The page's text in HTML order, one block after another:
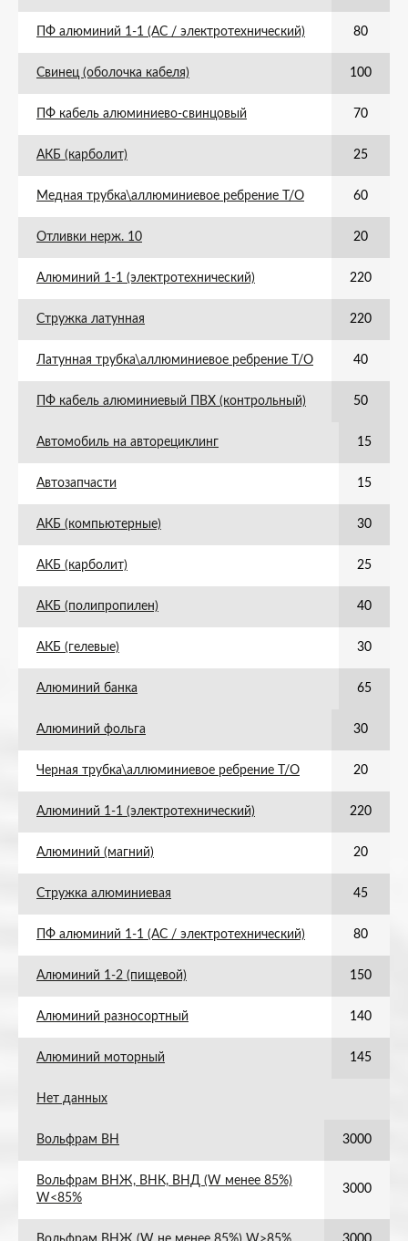
ПФ алюминий 1-1 (АС / электротехнический) 80
Свинец (оболочка кабеля) 100
ПФ кабель алюминиево-свинцовый 70
АКБ (карболит) 25
Медная трубка\аллюминиевое ребрение Т/О 60
Отливки нерж. 10 20
Алюминий 1-1 (электротехнический) 220
Стружка латунная 220
Латунная трубка\аллюминиевое ребрение Т/О 40
ПФ кабель алюминиевый ПВХ (контрольный) 50
Автомобиль на авторециклинг 15
Автозапчасти 15
АКБ (компьютерные) 30
АКБ (карболит) 25
АКБ (полипропилен) 40
АКБ (гелевые) 30
Алюминий банка 65
Алюминий фольга 30
Черная трубка\аллюминиевое ребрение Т/О 20
Алюминий 1-1 (электротехнический) 220
Алюминий (магний) 20
Стружка алюминиевая 45
ПФ алюминий 1-1 (АС / электротехнический) 80
Алюминий 1-2 (пищевой) 150
Алюминий разносортный 140
Алюминий моторный 145
Нет данных
Вольфрам ВН 3000
Вольфрам ВНЖ, ВНК, ВНД (W менее 85%)
W<85%
3000